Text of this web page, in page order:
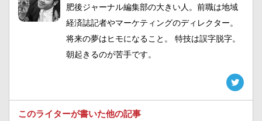
肥後ジャーナル編集部の大きい人。前職は地域
経済誌記者やマーケティングのディレクター。
将来の夢はヒモになること。 特技は誤字脱字。
朝起きるのが苦手です。
このライターが書いた他の記事